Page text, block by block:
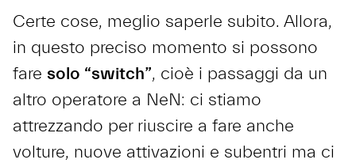
Certe cose, meglio saperle subito. Allora,
in questo preciso momento si possono
fare solo “switch”, cioè i passaggi da un
altro operatore a NeN: ci stiamo
attrezzando per riuscire a fare anche
volture, nuove attivazioni e subentri ma ci